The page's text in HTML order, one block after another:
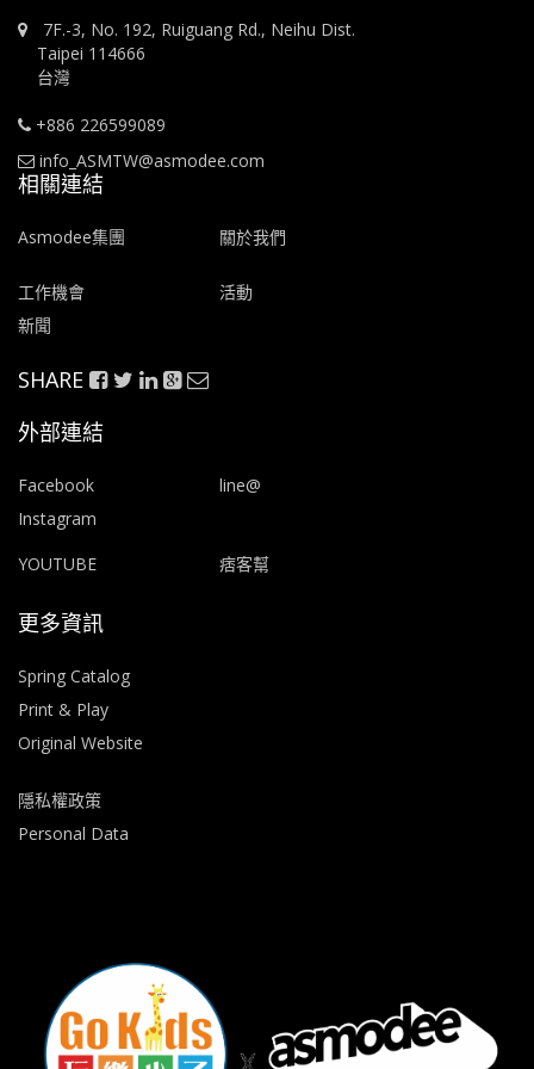
7F.-3, No. 192, Ruiguang Rd., Neihu Dist.
Taipei 114666
台灣
+886 226599089
info_ASMTW@asmodee.com
相關連結
Asmodee集團 關於我們
工作機會
活動
新聞
SHARE
外部連結
Facebook
line@
Instagram
YOUTUBE
痞客幫
更多資訊
Spring Catalog
Print & Play
Original Website
隱私權政策
Personal Data